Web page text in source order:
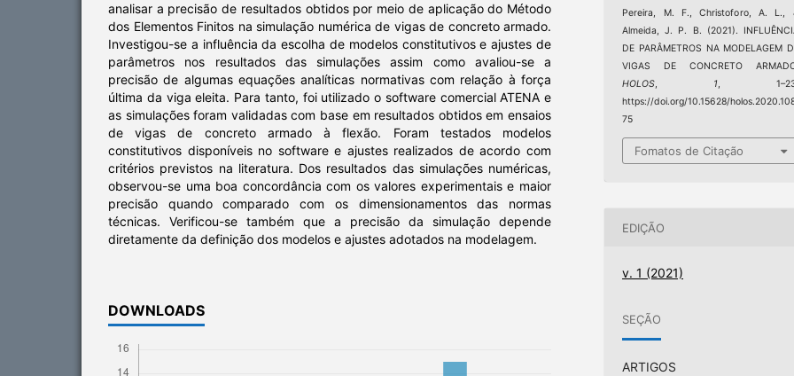
analisar a precisão de resultados obtidos por meio de aplicação do Método
dos Elementos Finitos na simulação numérica de vigas de concreto armado.
Investigou-se a influência da escolha de modelos constitutivos e ajustes de
parâmetros nos resultados das simulações assim como avaliou-se a
precisão de algumas equações analíticas normativas com relação à força
última da viga eleita. Para tanto, foi utilizado o software comercial ATENA e
as simulações foram validadas com base em resultados obtidos em ensaios
de vigas de concreto armado à flexão. Foram testados modelos
constitutivos disponíveis no software e ajustes realizados de acordo com
critérios previstos na literatura. Dos resultados das simulações numéricas,
observou-se uma boa concordância com os valores experimentais e maior
precisão quando comparado com os dimensionamentos das normas
técnicas. Verificou-se também que a precisão da simulação depende
diretamente da definição dos modelos e ajustes adotados na modelagem.
DOWNLOADS
Pereira, M. F., Christoforo, A. L.,
Almeida, J. P. B. (2021).
DE PARÂMETROS NA MODELAGEM
VIGAS DE CONCRETO
HOLOS
1 ,
https://doi.org/10.15628/
75
Fomatos de Citação
EDIÇÃO
v. 1 (2021)
SEÇÃO
ARTIGOS